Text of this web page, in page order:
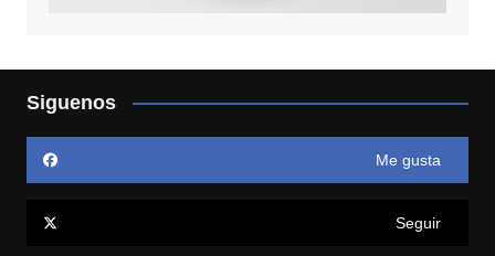
Siguenos
Me gusta
Seguir